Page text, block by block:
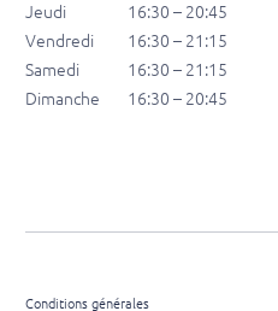
Jeudi
16:30 – 20:45
Vendredi
16:30 – 21:15
Samedi
16:30 – 21:15
Dimanche
16:30 – 20:45
Conditions générales